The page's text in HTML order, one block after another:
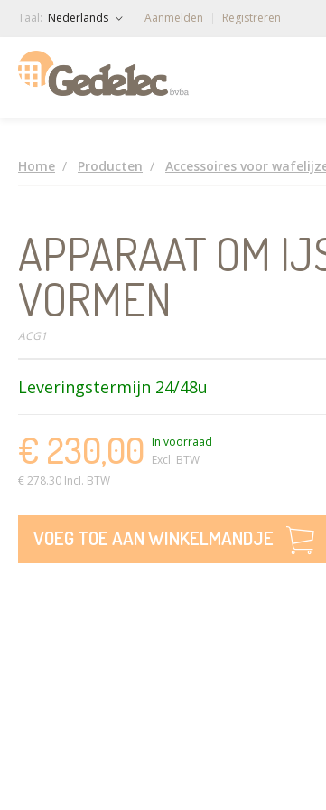
Taal: Nederlands Aanmelden Registreren
Home Producten Accessoires voor
APPARAAT OM
VORMEN
ACG1
Leveringstermijn 24/48u
€ 230,00 In voorraad
Excl. BTW
€ 278.30 Incl. BTW
VOEG TOE AAN WINKELMANDJE